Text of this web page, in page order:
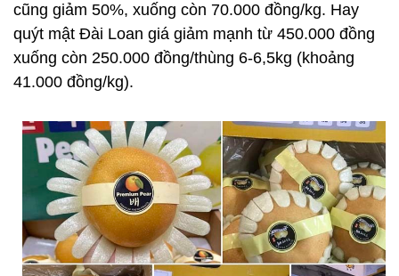
cũng giảm 50%, xuống còn 70.000 đồng/kg. Hay
quýt mật Đài Loan giá giảm mạnh từ 450.000 đồng
xuống còn 250.000 đồng/thùng 6-6,5kg (khoảng
41.000 đồng/kg).